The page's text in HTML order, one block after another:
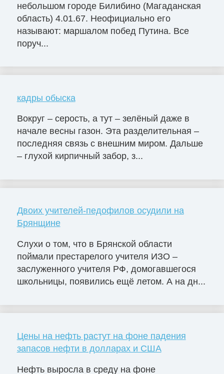
небольшом городе Билибино (Магаданская
область) 4.01.67. Неофициально его
называют: маршалом побед Путина. Все
поруч...
кадры обыска
Вокруг – серость, а тут – зелёный даже в
начале весны газон. Эта разделительная –
последняя связь с внешним миром. Дальше
– глухой кирпичный забор, з...
Двоих учителей-педофилов осудили на
Брянщине
Слухи о том, что в Брянской области
поймали престарелого учителя ИЗО –
заслуженного учителя РФ, домогавшегося
школьницы, появились ещё летом. А на дн...
Цены на нефть растут на фоне падения
запасов нефти в долларах и США
Нефть выросла в среду на фоне